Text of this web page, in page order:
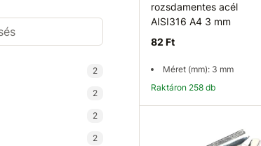
2
2
2
2
rozsdamentes acél
AISI316 A4 3 mm
82 Ft
Méret (mm): 3 mm
Raktáron 258 db